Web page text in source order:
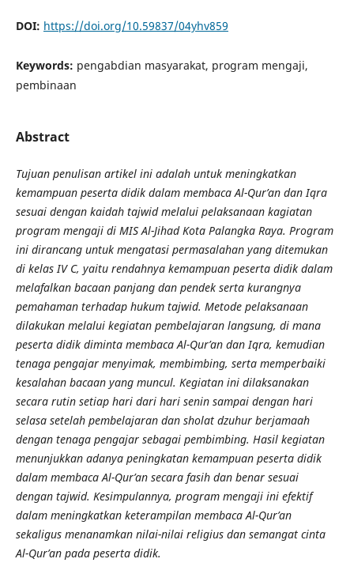
DOI: https://doi.org/10.59837/04yhv859
Keywords: pengabdian masyarakat, program mengaji,
pembinaan
Abstract
Tujuan penulisan artikel ini adalah untuk meningkatkan
kemampuan peserta didik dalam membaca Al-Qur’an dan Iqra
sesuai dengan kaidah tajwid melalui pelaksanaan kagiatan
program mengaji di MIS Al-Jihad Kota Palangka Raya. Program
ini dirancang untuk mengatasi permasalahan yang ditemukan
di kelas IV C, yaitu rendahnya kemampuan peserta didik dalam
melafalkan bacaan panjang dan pendek serta kurangnya
pemahaman terhadap hukum tajwid. Metode pelaksanaan
dilakukan melalui kegiatan pembelajaran langsung, di mana
peserta didik diminta membaca Al-Qur’an dan Iqra, kemudian
tenaga pengajar menyimak, membimbing, serta memperbaiki
kesalahan bacaan yang muncul. Kegiatan ini dilaksanakan
secara rutin setiap hari dari hari senin sampai dengan hari
selasa setelah pembelajaran dan sholat dzuhur berjamaah
dengan tenaga pengajar sebagai pembimbing. Hasil kegiatan
menunjukkan adanya peningkatan kemampuan peserta didik
dalam membaca Al-Qur’an secara fasih dan benar sesuai
dengan tajwid. Kesimpulannya, program mengaji ini efektif
dalam meningkatkan keterampilan membaca Al-Qur’an
sekaligus menanamkan nilai-nilai religius dan semangat cinta
Al-Qur’an pada peserta didik.